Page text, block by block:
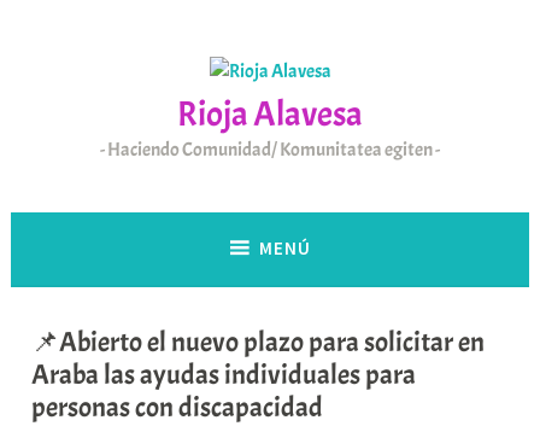
Rioja Alavesa
Haciendo Comunidad/ Komunitatea egiten
MENÚ
📌Abierto el nuevo plazo para solicitar en
Araba las ayudas individuales para
personas con discapacidad